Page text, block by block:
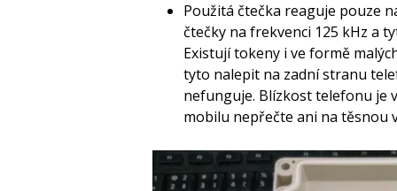
Použitá čtečka reaguje pouze
čtečky na frekvenci 125 kHz a
Existují tokeny i ve formě
tyto nalepit na zadní stranu
nefunguje. Blízkost telefonu je
mobilu nepřečte ani na těsnou